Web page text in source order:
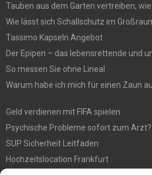
Tauben aus dem Garten vertreiben,
Wie lässt sich Schallschutz im
Tassimo Kapseln Angebot
Der Epipen – das lebensrettende und
So messen Sie ohne Lineal
Warum habe ich mich für einen Zaun
Geld verdienen mit FIFA spielen
Psychische Probleme sofort zum Arzt?
SUP Sicherheit Leitfaden
Hochzeitslocation Frankfurt